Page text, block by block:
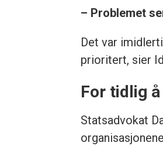
– Problemet
Det var
prioritert, sier
For tidlig å
Statsadvokat